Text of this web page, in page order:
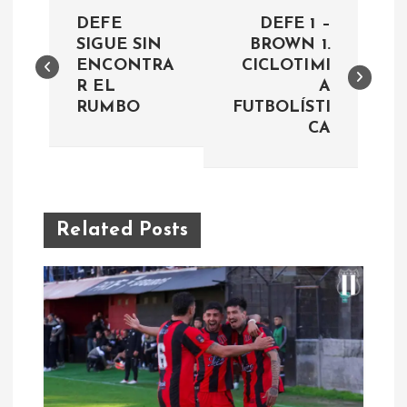
a
c
ó
DEFE
SIGUE SIN
ENCONTRA
R EL
RUMBO
DEFE 1 –
BROWN 1.
CICLOTIMI
A
FUTBOLÍSTI
CA
Related Posts